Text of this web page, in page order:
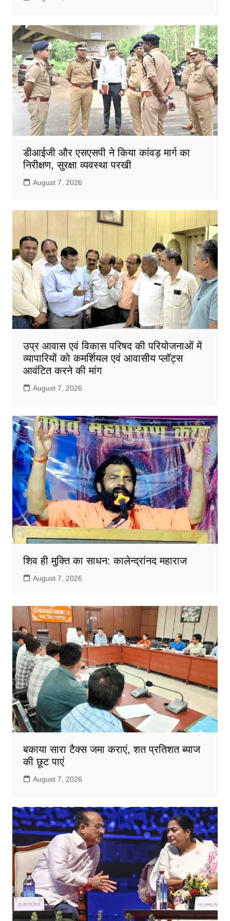
डीआईजी और एसएसपी ने किया कांवड़ मार्ग का
निरीक्षण, सुरक्षा व्यवस्था परखी
August 7, 2026
उप्र आवास एवं विकास परिषद की परियोजनाओं में
व्यापारियों को कमर्शियल एवं आवासीय प्लॉट्स
आवंटित करने की मांग
August 7, 2026
शिव ही मुक्ति का साधन: कालेन्द्रांनद महाराज
August 7, 2026
बकाया सारा टैक्स जमा कराएं, शत प्रतिशत ब्याज
की छूट पाएं
August 7, 2026